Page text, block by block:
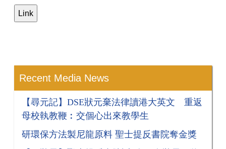
Recent Media News
【尋元記】DSE狀元棄法律讀港大英文 重返
母校執教鞭︰交個心出來教學生
研環保方法製尼龍原料 聖士提反書院奪金獎